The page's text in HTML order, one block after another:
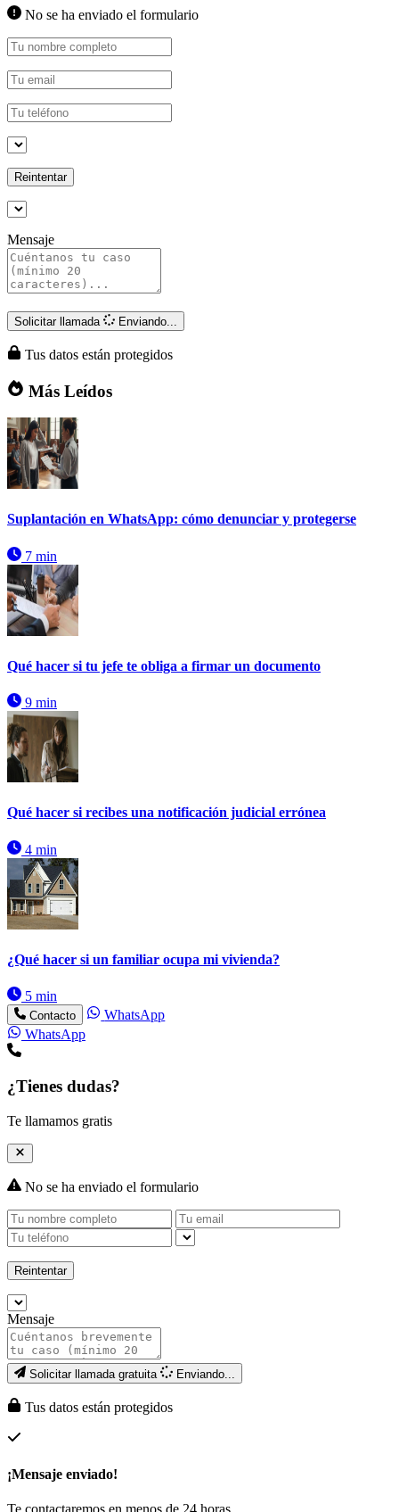
No se ha enviado el formulario
Reintentar
Mensaje
Solicitar llamada Enviando...
Tus datos están protegidos
Más Leídos
Suplantación en WhatsApp: cómo denunciar y protegerse
7 min
Qué hacer si tu jefe te obliga a firmar un documento
9 min
Qué hacer si recibes una notificación judicial errónea
4 min
¿Qué hacer si un familiar ocupa mi vivienda?
5 min
Contacto
WhatsApp
WhatsApp
¿Tienes dudas?
Te llamamos gratis
No se ha enviado el formulario
Reintentar
Mensaje
Solicitar llamada gratuita Enviando...
Tus datos están protegidos
¡Mensaje enviado!